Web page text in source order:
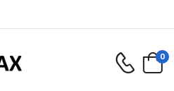
0